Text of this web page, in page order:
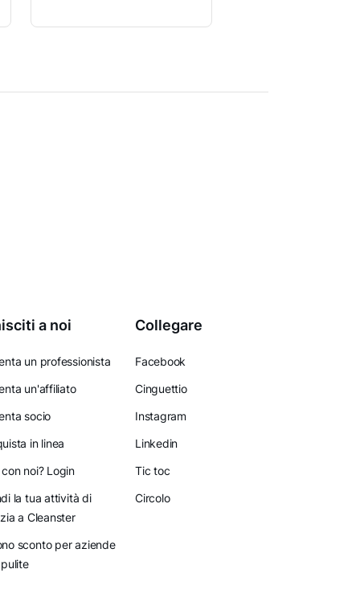
a noi
un professionista
un'affiliato
socio
in linea
con noi? Login
la tua attività di
a Cleanster
sconto per aziende
Collegare
Facebook
Cinguettio
Instagram
Linkedin
Tic toc
Circolo